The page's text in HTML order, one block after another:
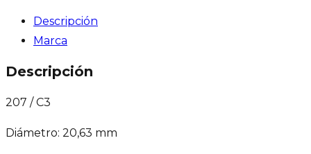
Descripción
Marca
Descripción
207 / C3
Diámetro: 20,63 mm